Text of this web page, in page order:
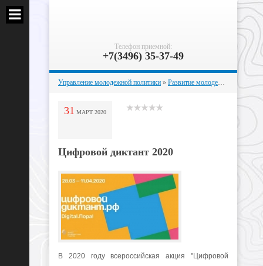
Телефон приемной:
+7(3496) 35-37-49
Управление молодежной политики » Развитие молодежных инициатив
31 МАРТ 2020
Цифровой диктант 2020
В 2020 году всероссийская акция "Цифровой